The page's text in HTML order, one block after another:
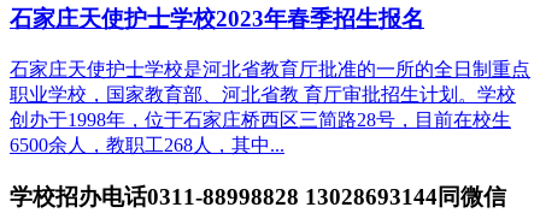
石家庄天使护士学校2023年春季招生报名
石家庄天使护士学校是河北省教育厅批准的一所的全日制重点
职业学校，国家教育部、河北省教 育厅审批招生计划。学校
创办于1998年，位于石家庄桥西区三简路28号，目前在校生
6500余人，教职工268人，其中...
学校招办电话0311-88998828 13028693144同微信